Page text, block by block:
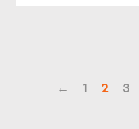
← 1 2 3